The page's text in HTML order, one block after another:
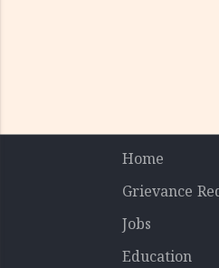
Home
Grievance
Jobs
Education